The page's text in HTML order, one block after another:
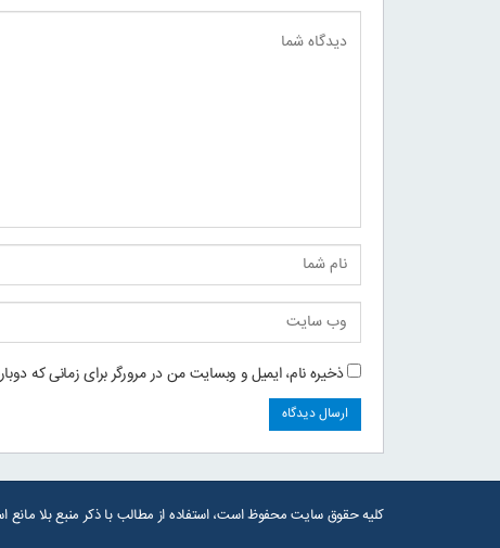
ذخیره نام، ایمیل و وبسایت من در مرورگر برای زمانی که
کلیه حقوق سایت محفوظ است، استفاده از مطالب با ذکر منبع بلا مانع